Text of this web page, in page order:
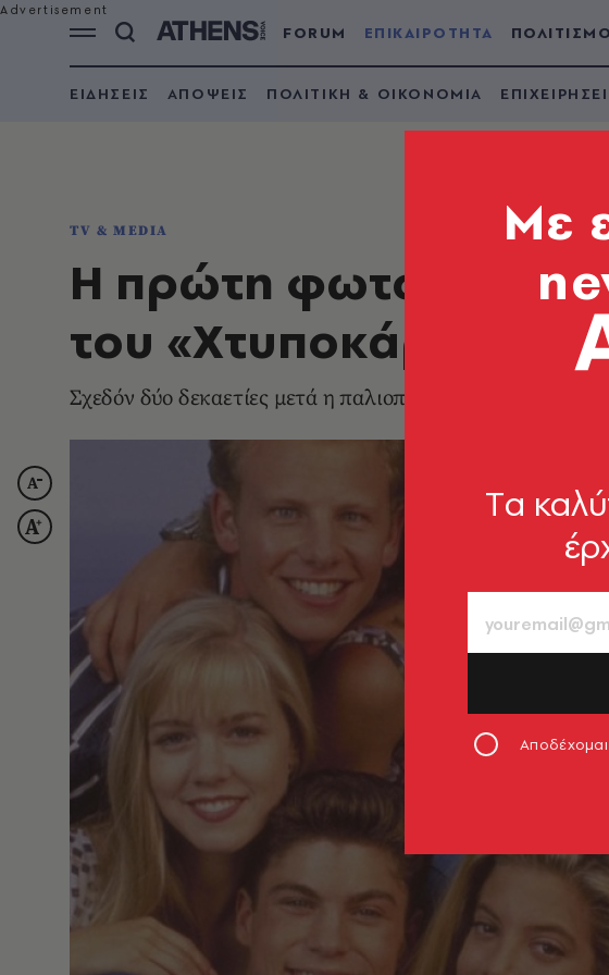
FORUM ΕΠΙΚΑΙΡΟΤΗΤΑ
ΕΙΔΗΣΕΙΣ ΑΠΟΨΕΙΣ ΠΟΛΙΤΙΚΗ & ΟΙΚΟΝΟΜΙΑ
TV & MEDIA
Η πρώτη φωτογραφία
του «Χτυποκάρδια
Σχεδόν δύο δεκαετίες μετά η παλιοπαρέα είναι πάλι μαζί
Mε
Tα
Αποδέχομαι